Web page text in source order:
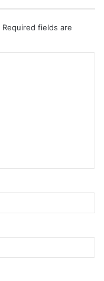
Required fields are